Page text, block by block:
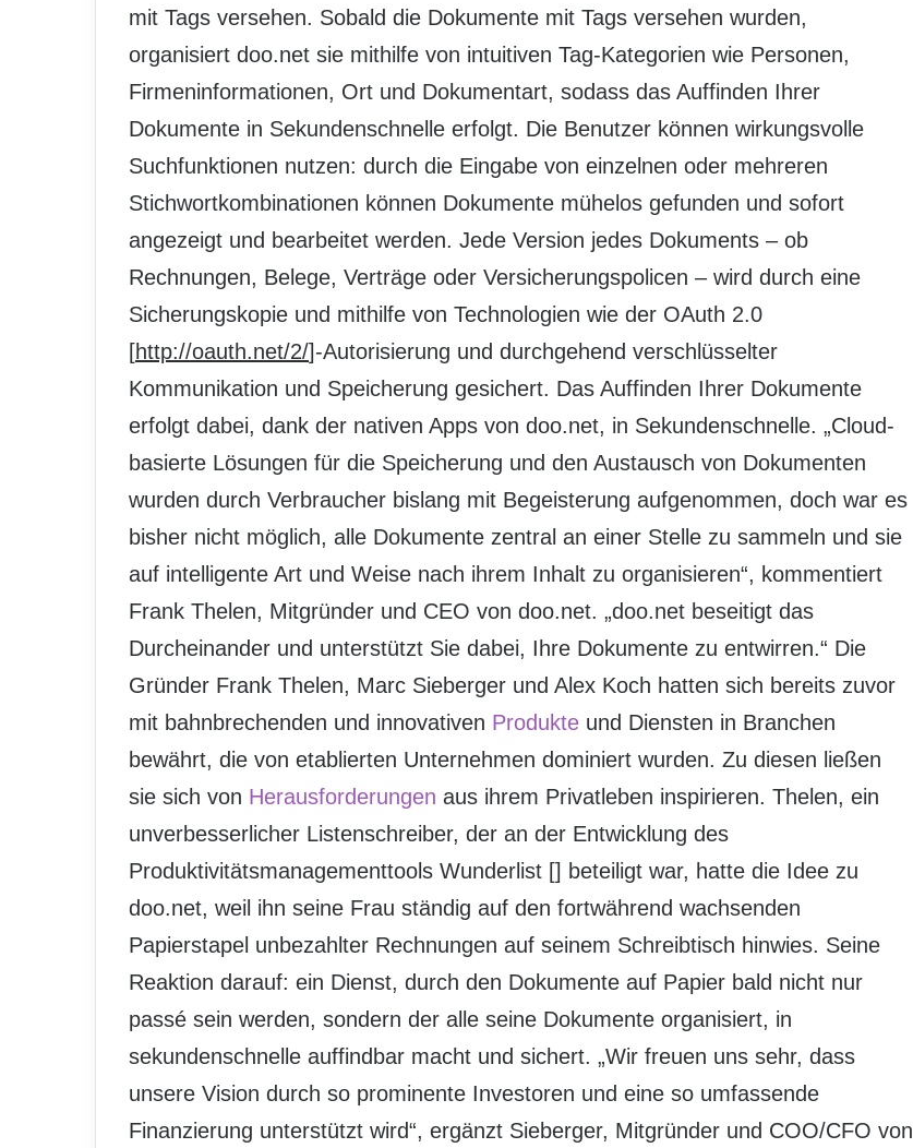
mit Tags versehen. Sobald die Dokumente mit Tags versehen wurden,
organisiert doo.net sie mithilfe von intuitiven Tag-Kategorien wie Personen,
Firmeninformationen, Ort und Dokumentart, sodass das Auffinden Ihrer
Dokumente in Sekundenschnelle erfolgt. Die Benutzer können wirkungsvolle
Suchfunktionen nutzen: durch die Eingabe von einzelnen oder mehreren
Stichwortkombinationen können Dokumente mühelos gefunden und sofort
angezeigt und bearbeitet werden. Jede Version jedes Dokuments – ob
Rechnungen, Belege, Verträge oder Versicherungspolicen – wird durch eine
Sicherungskopie und mithilfe von Technologien wie der OAuth 2.0
[http://oauth.net/2/]-Autorisierung und durchgehend verschlüsselter
Kommunikation und Speicherung gesichert. Das Auffinden Ihrer Dokumente
erfolgt dabei, dank der nativen Apps von doo.net, in Sekundenschnelle. „Cloud-
basierte Lösungen für die Speicherung und den Austausch von Dokumenten
wurden durch Verbraucher bislang mit Begeisterung aufgenommen, doch war es
bisher nicht möglich, alle Dokumente zentral an einer Stelle zu sammeln und sie
auf intelligente Art und Weise nach ihrem Inhalt zu organisieren“, kommentiert
Frank Thelen, Mitgründer und CEO von doo.net. „doo.net beseitigt das
Durcheinander und unterstützt Sie dabei, Ihre Dokumente zu entwirren.“ Die
Gründer Frank Thelen, Marc Sieberger und Alex Koch hatten sich bereits zuvor
mit bahnbrechenden und innovativen Produkte und Diensten in Branchen
bewährt, die von etablierten Unternehmen dominiert wurden. Zu diesen ließen
sie sich von Herausforderungen aus ihrem Privatleben inspirieren. Thelen, ein
unverbesserlicher Listenschreiber, der an der Entwicklung des
Produktivitätsmanagementtools Wunderlist [] beteiligt war, hatte die Idee zu
doo.net, weil ihn seine Frau ständig auf den fortwährend wachsenden
Papierstapel unbezahlter Rechnungen auf seinem Schreibtisch hinwies. Seine
Reaktion darauf: ein Dienst, durch den Dokumente auf Papier bald nicht nur
passé sein werden, sondern der alle seine Dokumente organisiert, in
sekundenschnelle auffindbar macht und sichert. „Wir freuen uns sehr, dass
unsere Vision durch so prominente Investoren und eine so umfassende
Finanzierung unterstützt wird“, ergänzt Sieberger, Mitgründer und COO/CFO von